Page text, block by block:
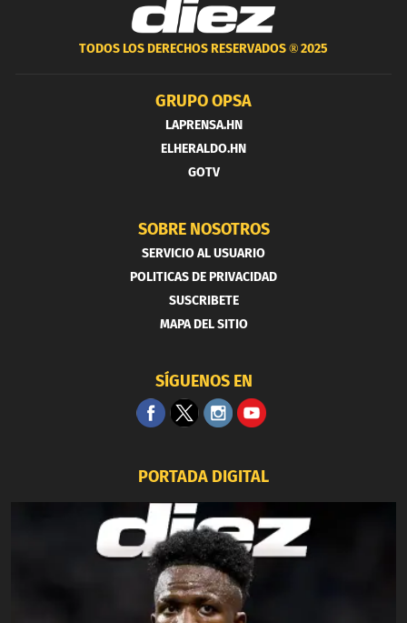
TODOS LOS DERECHOS RESERVADOS ®2025
GRUPO OPSA
LAPRENSA.HN
ELHERALDO.HN
GOTV
SOBRE NOSOTROS
SERVICIO AL USUARIO
POLITICAS DE PRIVACIDAD
SUSCRIBETE
MAPA DEL SITIO
SÍGUENOS EN
PORTADA DIGITAL